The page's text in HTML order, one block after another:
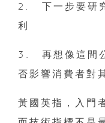
2.
下一步要研
利
3.
再想像這間
否影響消費者對
黃國英指，入門